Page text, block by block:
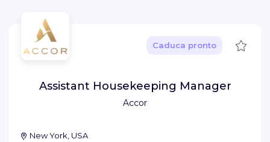
Accor
Caduca pronto
Assistant Housekeeping Manager
New York, USA